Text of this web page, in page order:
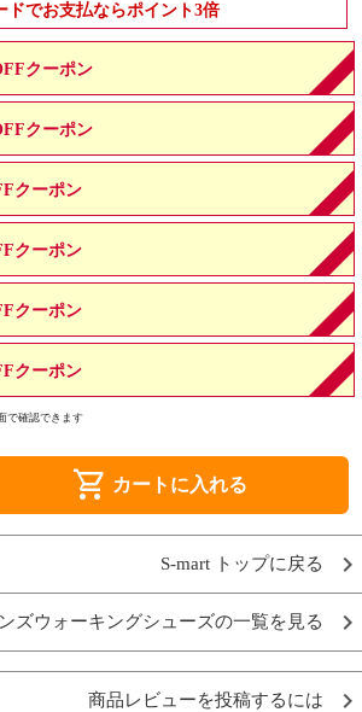
ドでお支払ならポイント3倍
クーポン
クーポン
クーポン
クーポン
クーポン
クーポン
で確認できます
shopping_cart カートに入れる
S-mart トップに戻る
ズウォーキングシューズの一覧を見る
商品レビューを投稿するには